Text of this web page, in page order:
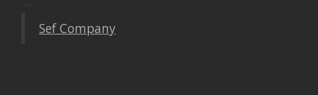
Sef Company